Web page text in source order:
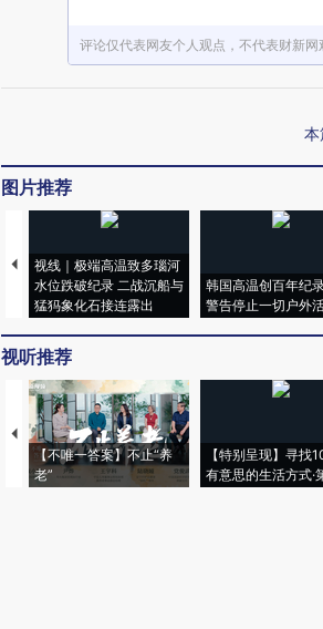
评论仅代表网友个人观点，不代表财新网
本
图片推荐
视线｜极端高温致多瑙河
水位跌破纪录 二战沉船与
猛犸象化石接连露出
韩国高温创百年纪
警告停止一切户外
视听推荐
【不唯一答案】不止“养
老”
【特别呈现】寻找
有意思的生活方式·